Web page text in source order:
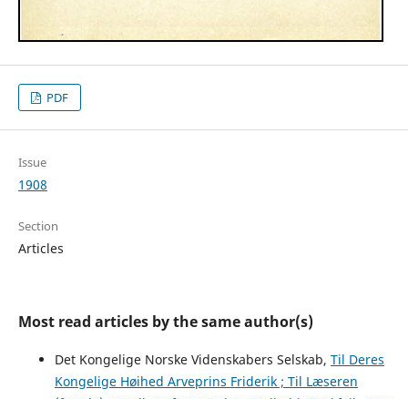
PDF
Issue
1908
Section
Articles
Most read articles by the same author(s)
Det Kongelige Norske Videnskabers Selskab, Til Deres
Kongelige Høihed Arveprins Friderik ; Til Læseren